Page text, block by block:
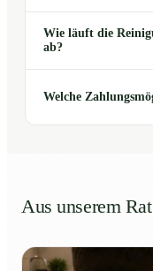
Wie läuft die
ab?
Welche
Aus unserem